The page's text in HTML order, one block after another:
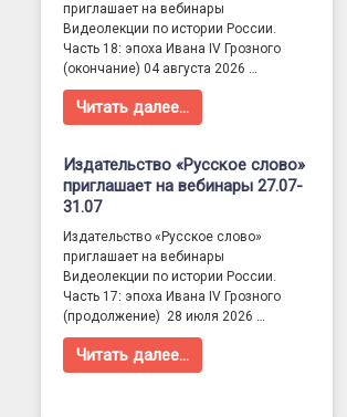
приглашает на вебинары
Видеолекции по истории России.
Часть 18: эпоха Ивана IV Грозного
(окончание) 04 августа 2026 …
Читать далее…
Издательство «Русское слово»
приглашает на вебинары 27.07-
31.07
Издательство «Русское слово»
приглашает на вебинары
Видеолекции по истории России.
Часть 17: эпоха Ивана IV Грозного
(продолжение) 28 июля 2026 …
Читать далее…